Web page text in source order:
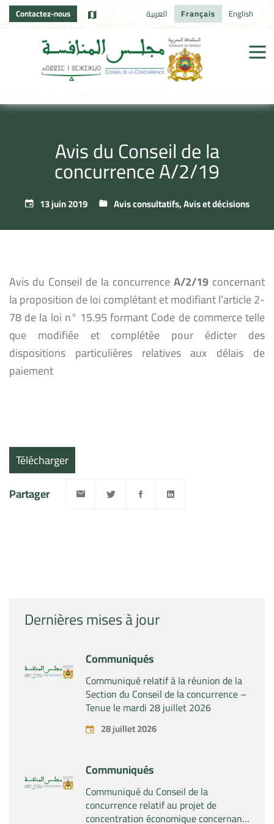
Contactez-nous العربية Français English
Avis du Conseil de la
concurrence A/2/19
13 juin 2019 Avis consultatifs,Avis et décisions
Dernières mises à jour
Communiqués
Communiqué relatif à la réunion de la
Section du Conseil de la concurrence –
Tenue le mardi 28 juillet 2026
28 juillet 2026
Communiqués
Communiqué du Conseil de la
concurrence relatif au projet de
concentration économique concernant
Avis du Conseil de la concurrenceA/2/19 concernant
la proposition de loi complétant et modifiant l’article 2-
78 de la loi n° 15.95 formant Code de commerce telle
que modifiée et complétée pour édicter des
dispositions particulières relatives aux délais de
paiement
Télécharger
Partager